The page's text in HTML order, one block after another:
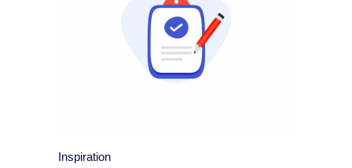
Inspiration